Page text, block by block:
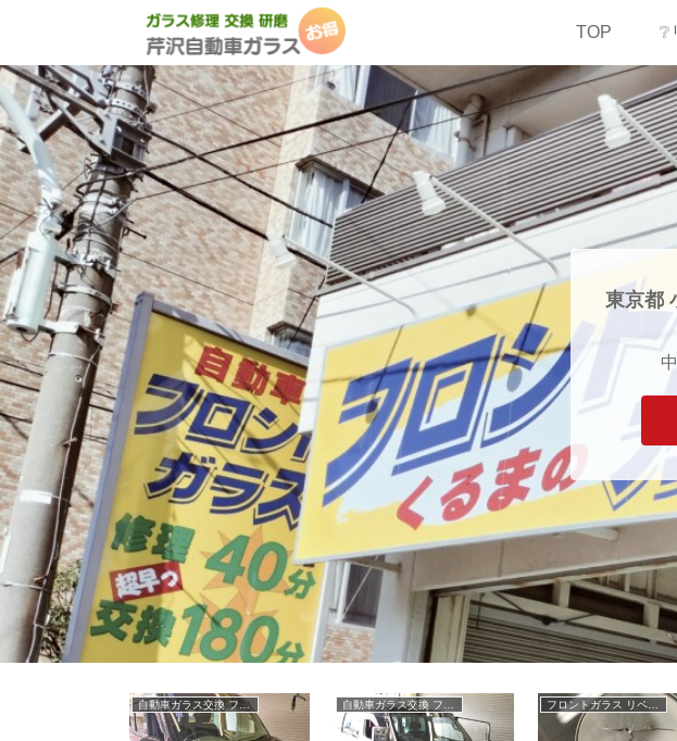
TOP
東京都
フロントガラス リペア修理